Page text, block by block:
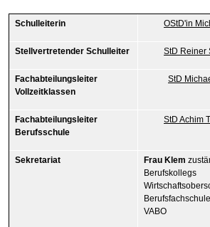
Schulleiterin OStD'in
Stellvertretender Schulleiter StD Reiner
Fachabteilungsleiter
Vollzeitklassen
StD
Fachabteilungsleiter
Berufsschule
StD Achim
Sekretariat Frau Klem
Berufskollegs
VABO